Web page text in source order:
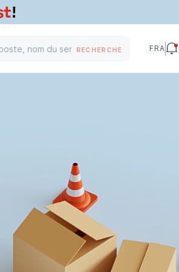
RECHERCHE FRA